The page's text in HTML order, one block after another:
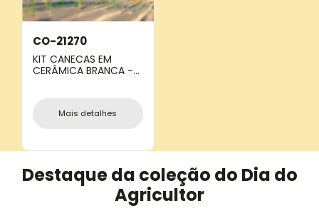
CO-21270
KIT CANECAS EM
CERÂMICA BRANCA -
Mais detalhes
Destaque da coleção do Dia do
Agricultor